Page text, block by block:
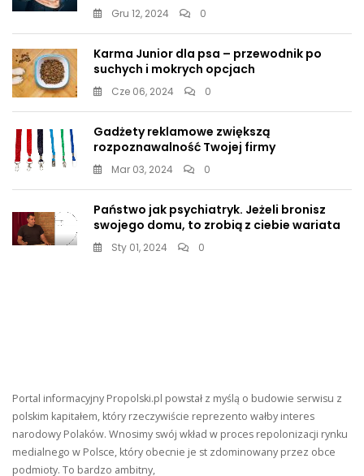
Gru 12, 2024 0
Karma Junior dla psa – przewodnik po
suchych i mokrych opcjach
Cze 06, 2024 0
Gadżety reklamowe zwiększą
rozpoznawalność Twojej firmy
Mar 03, 2024 0
Państwo jak psychiatryk. Jeżeli bronisz
swojego domu, to zrobią z ciebie wariata
Sty 01, 2024 0
Portal informacyjny Propolski.pl powstał z myślą o budowie serwisu z
polskim kapitałem, który rzeczywiście reprezento wałby interes
narodowy Polaków. Wnosimy swój wkład w proces repolonizacji rynku
medialnego w Polsce, który obecnie je st zdominowany przez obce
podmioty. To bardzo ambitny,